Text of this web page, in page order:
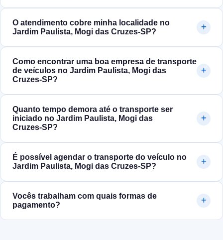
O atendimento cobre minha localidade no
Jardim Paulista, Mogi das Cruzes‑SP?
Como encontrar uma boa empresa de transporte
de veículos no Jardim Paulista, Mogi das
Cruzes‑SP?
Quanto tempo demora até o transporte ser
iniciado no Jardim Paulista, Mogi das
Cruzes‑SP?
É possível agendar o transporte do veículo no
Jardim Paulista, Mogi das Cruzes‑SP?
Vocês trabalham com quais formas de
pagamento?